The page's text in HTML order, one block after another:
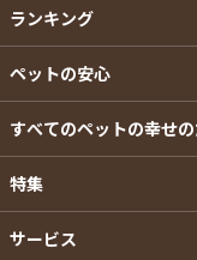
ランキング
ペットの安心
すべてのペットの幸せ
特集
サービス